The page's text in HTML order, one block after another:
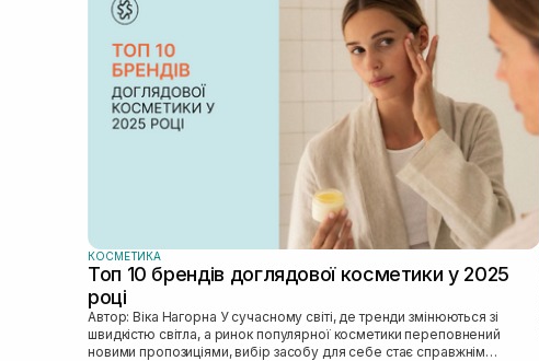
КОСМЕТИКА
Топ 10 брендів доглядової косметики у 2025
році
Автор: Віка Нагорна У сучасному світі, де тренди змінюються зі
швидкістю світла, а ринок популярної косметики переповнений
новими пропозиціями, вибір засобу для себе стає справжнім